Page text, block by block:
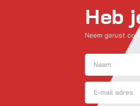
Heb
Neem gerust
Naam
Voornaam
E-mailadres